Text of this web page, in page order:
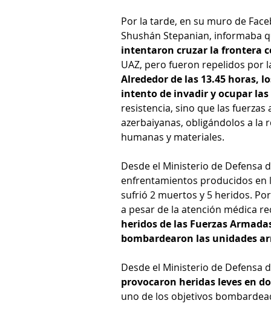
Por la tarde, en su muro de
Shushán Stepanian, informaba
intentaron cruzar la frontera
UAZ, pero fueron repelidos por
Alrededor de las 13.45 horas,
intento de invadir y ocupar
resistencia, sino que las
azerbaiyanas, obligándolos a
humanas y materiales.
Desde el Ministerio de Defensa
enfrentamientos producidos en
sufrió 2 muertos y 5 heridos.
a pesar de la atención médica
heridos de las Fuerzas
bombardearon las unidades
Desde el Ministerio de Defensa
provocaron heridas leves en
uno de los objetivos